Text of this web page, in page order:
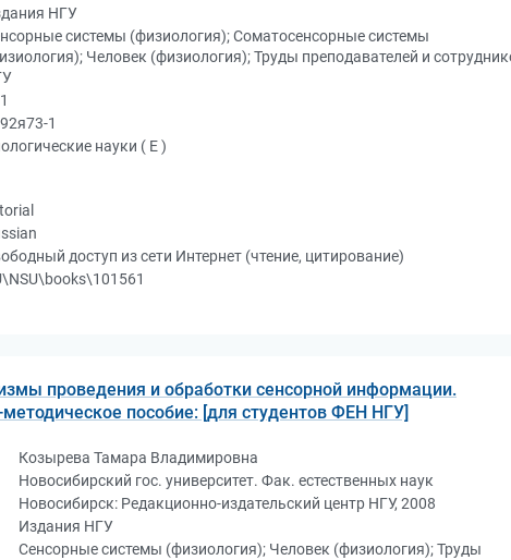
НГУ
системы (физиология); Соматосенсорные системы
Человек (физиология); Труды преподавателей и
1
науки ( Е )
доступ из сети Интернет (чтение, цитирование)
проведения и обработки сенсорной информации.
методическое пособие: [для студентов ФЕН НГУ]
Козырева Тамара Владимировна
Новосибирский гос. университет. Фак. естественных наук
Новосибирск: Редакционно-издательский центр НГУ, 2008
Издания НГУ
Сенсорные системы (физиология); Человек (физиология); Труды